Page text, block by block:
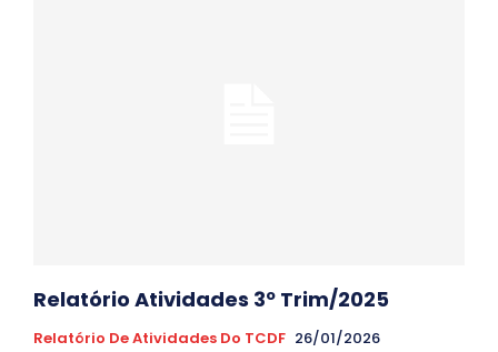
Relatório Atividades 3º Trim/2025
Relatório De Atividades Do TCDF 26/01/2026